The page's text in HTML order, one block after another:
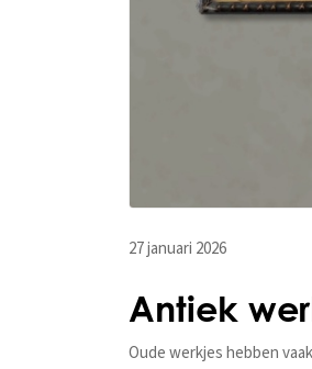
27 januari 2026
Antiek
Oude werkjes hebben